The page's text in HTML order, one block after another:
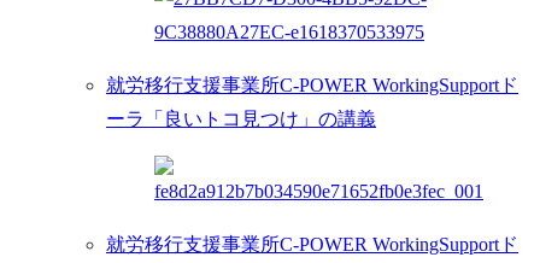
就労移行支援事業所C-POWER WorkingSupportド
ーラ「良いトコ見つけ」の講義
就労移行支援事業所C-POWER WorkingSupportド